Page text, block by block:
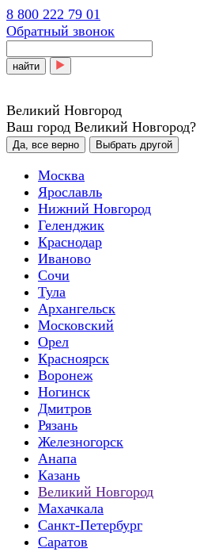
8 800 222 79 01
Обратный звонок
найти
Великий Новгород
Ваш город Великий Новгород?
Да, все верно Выбрать другой
Москва
Ярославль
Нижний Новгород
Геленджик
Краснодар
Иваново
Сочи
Тула
Архангельск
Московский
Орел
Красноярск
Воронеж
Ногинск
Дмитров
Рязань
Железногорск
Анапа
Казань
Великий Новгород
Махачкала
Санкт-Петербург
Саратов